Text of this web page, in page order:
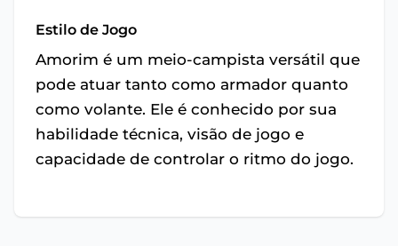
Estilo de Jogo
Amorim é um meio-campista versátil que
pode atuar tanto como armador quanto
como volante. Ele é conhecido por sua
habilidade técnica, visão de jogo e
capacidade de controlar o ritmo do jogo.